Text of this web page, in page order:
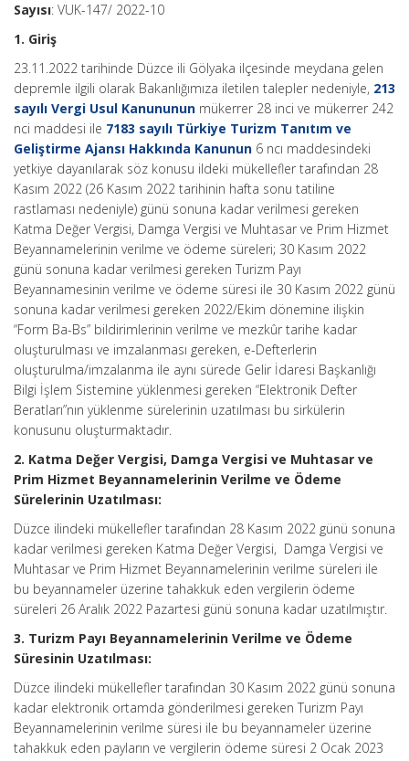
Sayısı: VUK-147/ 2022-10
1. Giriş
23.11.2022 tarihinde Düzce ili Gölyaka ilçesinde meydana gelen
depremle ilgili olarak Bakanlığımıza iletilen talepler nedeniyle, 213
sayılı Vergi Usul Kanununun mükerrer 28 inci ve mükerrer 242
nci maddesi ile 7183 sayılı Türkiye Turizm Tanıtım ve
Geliştirme Ajansı Hakkında Kanunun 6 ncı maddesindeki
yetkiye dayanılarak söz konusu ildeki mükellefler tarafından 28
Kasım 2022 (26 Kasım 2022 tarihinin hafta sonu tatiline
rastlaması nedeniyle) günü sonuna kadar verilmesi gereken
Katma Değer Vergisi, Damga Vergisi ve Muhtasar ve Prim Hizmet
Beyannamelerinin verilme ve ödeme süreleri; 30 Kasım 2022
günü sonuna kadar verilmesi gereken Turizm Payı
Beyannamesinin verilme ve ödeme süresi ile 30 Kasım 2022 günü
sonuna kadar verilmesi gereken 2022/Ekim dönemine ilişkin
“Form Ba-Bs” bildirimlerinin verilme ve mezkûr tarihe kadar
oluşturulması ve imzalanması gereken, e-Defterlerin
oluşturulma/imzalanma ile aynı sürede Gelir İdaresi Başkanlığı
Bilgi İşlem Sistemine yüklenmesi gereken “Elektronik Defter
Beratları”nın yüklenme sürelerinin uzatılması bu sirkülerin
konusunu oluşturmaktadır.
2. Katma Değer Vergisi, Damga Vergisi ve Muhtasar ve
Prim Hizmet Beyannamelerinin Verilme ve Ödeme
Sürelerinin Uzatılması:
Düzce ilindeki mükellefler tarafından 28 Kasım 2022 günü sonuna
kadar verilmesi gereken Katma Değer Vergisi, Damga Vergisi ve
Muhtasar ve Prim Hizmet Beyannamelerinin verilme süreleri ile
bu beyannameler üzerine tahakkuk eden vergilerin ödeme
süreleri 26 Aralık 2022 Pazartesi günü sonuna kadar uzatılmıştır.
3. Turizm Payı Beyannamelerinin Verilme ve Ödeme
Süresinin Uzatılması:
Düzce ilindeki mükellefler tarafından 30 Kasım 2022 günü sonuna
kadar elektronik ortamda gönderilmesi gereken Turizm Payı
Beyannamelerinin verilme süresi ile bu beyannameler üzerine
tahakkuk eden payların ve vergilerin ödeme süresi 2 Ocak 2023